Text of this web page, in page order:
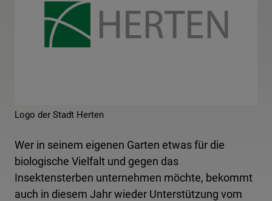
Logo der Stadt Herten
Wer in seinem eigenen Garten etwas für die
biologische Vielfalt und gegen das
Insektensterben unternehmen möchte, bekommt
auch in diesem Jahr wieder Unterstützung vom